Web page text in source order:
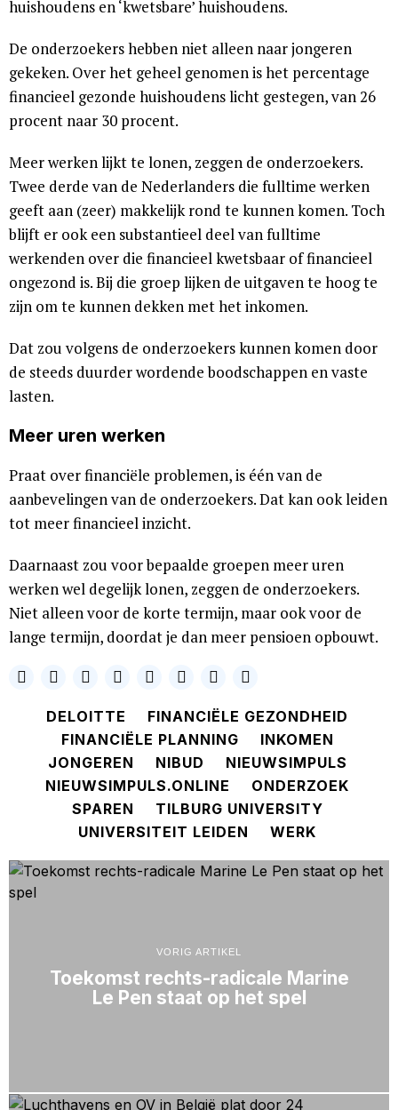
huishoudens en ‘kwetsbare’ huishoudens.
De onderzoekers hebben niet alleen naar jongeren
gekeken. Over het geheel genomen is het percentage
financieel gezonde huishoudens licht gestegen, van 26
procent naar 30 procent.
Meer werken lijkt te lonen, zeggen de onderzoekers.
Twee derde van de Nederlanders die fulltime werken
geeft aan (zeer) makkelijk rond te kunnen komen. Toch
blijft er ook een substantieel deel van fulltime
werkenden over die financieel kwetsbaar of financieel
ongezond is. Bij die groep lijken de uitgaven te hoog te
zijn om te kunnen dekken met het inkomen.
Dat zou volgens de onderzoekers kunnen komen door
de steeds duurder wordende boodschappen en vaste
lasten.
Meer uren werken
Praat over financiële problemen, is één van de
aanbevelingen van de onderzoekers. Dat kan ook leiden
tot meer financieel inzicht.
Daarnaast zou voor bepaalde groepen meer uren
werken wel degelijk lonen, zeggen de onderzoekers.
Niet alleen voor de korte termijn, maar ook voor de
lange termijn, doordat je dan meer pensioen opbouwt.
DELOITTE
FINANCIËLE GEZONDHEID
FINANCIËLE PLANNING
INKOMEN
JONGEREN
NIBUD
NIEUWSIMPULS
NIEUWSIMPULS.ONLINE
ONDERZOEK
SPAREN
TILBURG UNIVERSITY
UNIVERSITEIT LEIDEN
WERK
VORIG ARTIKEL
Toekomst rechts-radicale Marine
Le Pen staat op het spel